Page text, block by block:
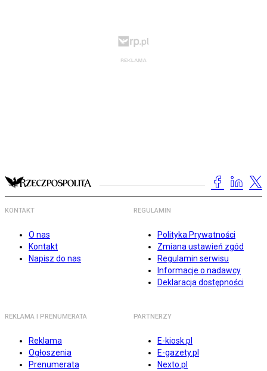
KONTAKT
O nas
Kontakt
Napisz do nas
REGULAMIN
Polityka Prywatności
Zmiana ustawień zgód
Regulamin serwisu
Informacje o nadawcy
Deklaracja dostępności
REKLAMA I PRENUMERATA
Reklama
Ogłoszenia
Prenumerata
PARTNERZY
E-kiosk.pl
E-gazety.pl
Nexto.pl